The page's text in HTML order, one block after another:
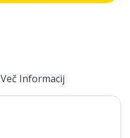
Več Informacij